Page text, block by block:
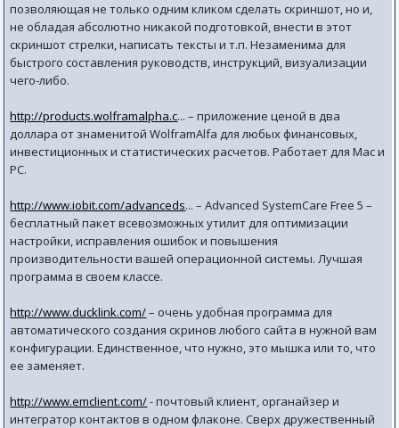
позволяющая не только одним кликом сделать скриншот, но и,
не обладая абсолютно никакой подготовкой, внести в этот
скриншот стрелки, написать тексты и т.п. Незаменима для
быстрого составления руководств, инструкций, визуализации
чего-либо.
http://products.wolframalpha.c... – приложение ценой в два
доллара от знаменитой WolframAlfa для любых финансовых,
инвестиционных и статистических расчетов. Работает для Mac и
PC.
http://www.iobit.com/advanceds... – Advanced SystemCare Free 5 –
бесплатный пакет всевозможных утилит для оптимизации
настройки, исправления ошибок и повышения
производительности вашей операционной системы. Лучшая
программа в своем классе.
http://www.ducklink.com/– очень удобная программа для
автоматического создания скринов любого сайта в нужной вам
конфигурации. Единственное, что нужно, это мышка или то, что
ее заменяет.
http://www.emclient.com/- почтовый клиент, органайзер и
интегратор контактов в одном флаконе. Сверх дружественный